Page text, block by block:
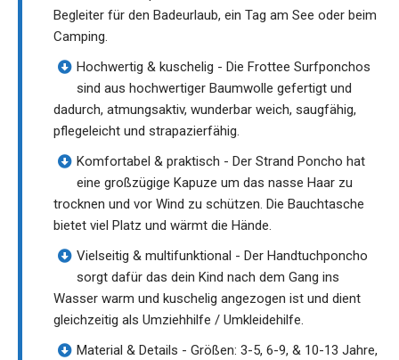
Begleiter für den Badeurlaub, ein Tag am See oder beim
Camping.
Hochwertig & kuschelig - Die Frottee Surfponchos
sind aus hochwertiger Baumwolle gefertigt und
dadurch, atmungsaktiv, wunderbar weich, saugfähig,
pflegeleicht und strapazierfähig.
Komfortabel & praktisch - Der Strand Poncho hat
eine großzügige Kapuze um das nasse Haar zu
trocknen und vor Wind zu schützen. Die Bauchtasche
bietet viel Platz und wärmt die Hände.
Vielseitig & multifunktional - Der Handtuchponcho
sorgt dafür das dein Kind nach dem Gang ins
Wasser warm und kuschelig angezogen ist und dient
gleichzeitig als Umziehhilfe / Umkleidehilfe.
Material & Details - Größen: 3-5, 6-9, & 10-13 Jahre,